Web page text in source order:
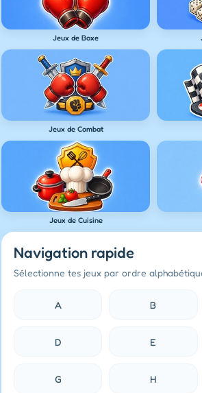
Jeux de Boxe
Jeux de Combat
Jeux de Cuisine
Navigation rapide
Sélectionne tes jeux par ordre
A B
D E
G H